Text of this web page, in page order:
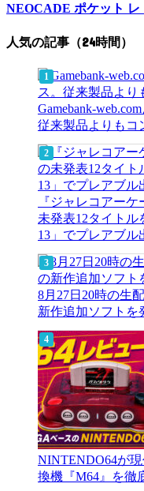
NEOCADE ポケット レ
人気の記事（24時間）
Gamebank-
従来製品よりもコ
『ジャレコアー
未発表12タイト
13」でプレアブル
8月27日20時の生
新作追加ソフトを
NINTENDO64が
換機『M64』を徹